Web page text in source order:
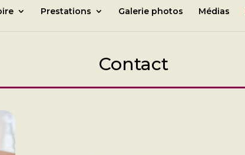
Prestations Galerie photos Médias
Contact